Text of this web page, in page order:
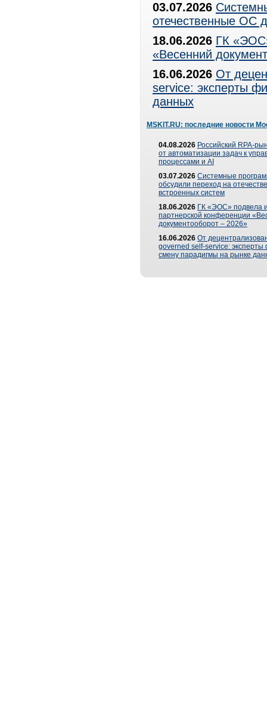
03.07.2026
отечественные ОС
18.06.2026 ГК
«Весенний
16.06.2026 От
service: эксперты
данных
MSKIT.RU: последние новости
04.08.2026 Российский RPA-
от автоматизации задач к
процессами и AI
03.07.2026 Системные
обсудили переход на
встроенных систем
18.06.2026 ГК «ЭОС» подвела
партнерской конференции
документооборот – 2026»
16.06.2026 От
governed self-service: эксперты
смену парадигмы на рынке